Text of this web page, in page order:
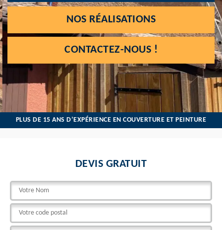
NOS RÉALISATIONS
CONTACTEZ-NOUS !
PLUS DE 15 ANS D’EXPÉRIENCE EN COUVERTURE ET PEINTURE
DEVIS GRATUIT